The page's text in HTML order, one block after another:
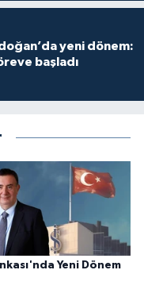
yeni dönem:
başladı
Yeni Dönem